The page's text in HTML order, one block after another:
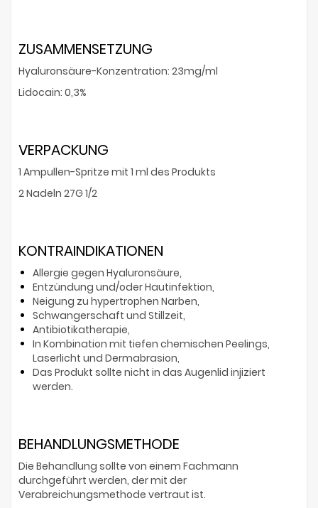
ZUSAMMENSETZUNG
Hyaluronsäure-Konzentration: 23mg/ml
Lidocain: 0,3%
VERPACKUNG
1 Ampullen-Spritze mit 1 ml des Produkts
2 Nadeln 27G 1/2
KONTRAINDIKATIONEN
Allergie gegen Hyaluronsäure,
Entzündung und/oder Hautinfektion,
Neigung zu hypertrophen Narben,
Schwangerschaft und Stillzeit,
Antibiotikatherapie,
In Kombination mit tiefen chemischen Peelings,
Laserlicht und Dermabrasion,
Das Produkt sollte nicht in das Augenlid injiziert
werden.
BEHANDLUNGSMETHODE
Die Behandlung sollte von einem Fachmann
durchgeführt werden, der mit der
Verabreichungsmethode vertraut ist.